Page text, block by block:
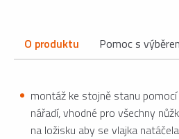
O produktu Pomoc s
montáž ke stojně stanu
nářadí, vhodné pro všechny
na ložisku aby se vlajka